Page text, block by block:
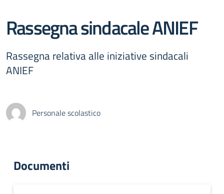
Rassegna sindacale ANIEF
Rassegna relativa alle iniziative sindacali
ANIEF
Personale scolastico
Documenti